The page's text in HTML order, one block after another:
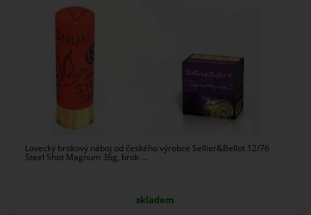
Lovecký brokový náboj od českého výrobce Sellier&Bellot 12/76
Steel Shot Magnum 36g, brok ...
skladem